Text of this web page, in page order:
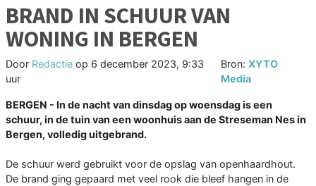
BRAND IN SCHUUR VAN
WONING IN BERGEN
Door Redactie op 6 december 2023, 9:33
uur
Bron:XYTO
Media
BERGEN - In de nacht van dinsdag op woensdag is een
schuur, in de tuin van een woonhuis aan de Streseman Nes in
Bergen, volledig uitgebrand.
De schuur werd gebruikt voor de opslag van openhaardhout.
De brand ging gepaard met veel rook die bleef hangen in de